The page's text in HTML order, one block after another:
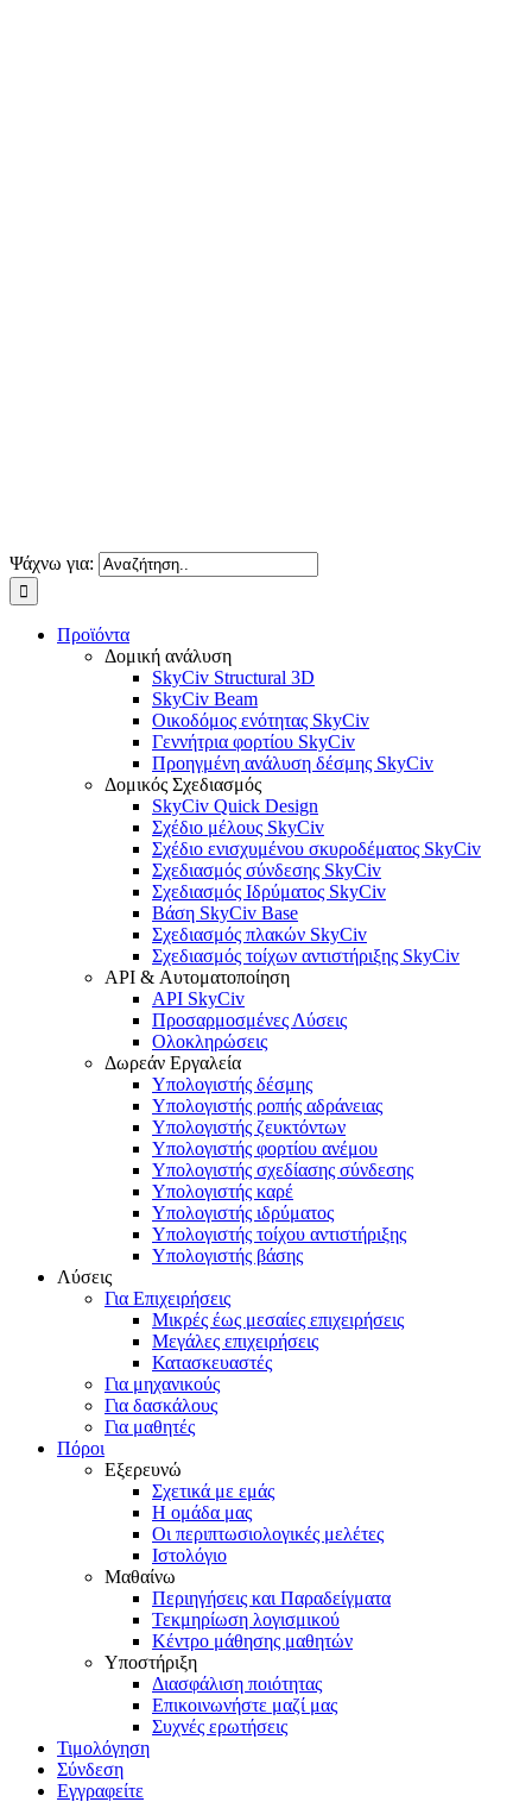
Ψάχνω για:
Προϊόντα
Δομική ανάλυση
SkyCiv Structural 3D
SkyCiv Beam
Οικοδόμος ενότητας SkyCiv
Γεννήτρια φορτίου SkyCiv
Προηγμένη ανάλυση δέσμης SkyCiv
Δομικός Σχεδιασμός
SkyCiv Quick Design
Σχέδιο μέλους SkyCiv
Σχέδιο ενισχυμένου σκυροδέματος SkyCiv
Σχεδιασμός σύνδεσης SkyCiv
Σχεδιασμός Ιδρύματος SkyCiv
Βάση SkyCiv Base
Σχεδιασμός πλακών SkyCiv
Σχεδιασμός τοίχων αντιστήριξης SkyCiv
API & Αυτοματοποίηση
API SkyCiv
Προσαρμοσμένες Λύσεις
Ολοκληρώσεις
Δωρεάν Εργαλεία
Υπολογιστής δέσμης
Υπολογιστής ροπής αδράνειας
Υπολογιστής ζευκτόντων
Υπολογιστής φορτίου ανέμου
Υπολογιστής σχεδίασης σύνδεσης
Υπολογιστής καρέ
Υπολογιστής ιδρύματος
Υπολογιστής τοίχου αντιστήριξης
Υπολογιστής βάσης
Λύσεις
Για Επιχειρήσεις
Μικρές έως μεσαίες επιχειρήσεις
Μεγάλες επιχειρήσεις
Κατασκευαστές
Για μηχανικούς
Για δασκάλους
Για μαθητές
Πόροι
Εξερευνώ
Σχετικά με εμάς
Η ομάδα μας
Οι περιπτωσιολογικές μελέτες
Ιστολόγιο
Μαθαίνω
Περιηγήσεις και Παραδείγματα
Τεκμηρίωση λογισμικού
Κέντρο μάθησης μαθητών
Υποστήριξη
Διασφάλιση ποιότητας
Επικοινωνήστε μαζί μας
Συχνές ερωτήσεις
Τιμολόγηση
Σύνδεση
Εγγραφείτε